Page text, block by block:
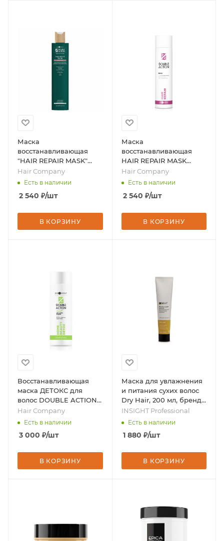
Маска
восстанавливающая
"HAIR REPAIR MASK"
DOUBLE ACTION, 250
мл/7827, бренд - Hair
Hair Company
Есть в наличии
2 540 ₽/шт
В КОРЗИНУ
Маска
восстанавливающая
HAIR REPAIR MASK
DOUBLE ACTION, 200
мл, бренд - Hair
Hair Company
Есть в наличии
2 540 ₽/шт
В КОРЗИНУ
Восстанавливающая
маска ДЕТОКС для
волос DOUBLE ACTION,
200 мл, бренд - Hair
Company
Hair Company
Есть в наличии
3 000 ₽/шт
В КОРЗИНУ
Маска для увлажнения
и питания сухих волос
Dry Hair, 200 мл, бренд -
INSIGHT Professional
INSIGHT Professional
Есть в наличии
1 880 ₽/шт
В КОРЗИНУ